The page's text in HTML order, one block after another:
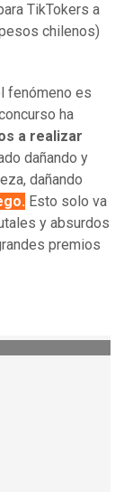
TikTokers a
chilenos)
fenómeno es
ha
a realizar
dañando y
dañando
Esto solo va
y absurdos
premios